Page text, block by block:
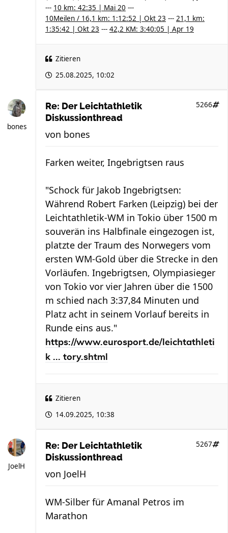
--- 10 km: 42:35 | Mai 20 ---
10Meilen / 16,1 km: 1:12:52 | Okt 23 --- 21,1 km:
1:35:42 | Okt 23 --- 42,2 KM: 3:40:05 | Apr 19
Zitieren
25.08.2025, 10:02
bones
Re: Der Leichtathletik
Diskussionthread
5266
von bones
Farken weiter, Ingebrigtsen raus
"Schock für Jakob Ingebrigtsen:
Während Robert Farken (Leipzig) bei der
Leichtathletik-WM in Tokio über 1500 m
souverän ins Halbfinale eingezogen ist,
platzte der Traum des Norwegers vom
ersten WM-Gold über die Strecke in den
Vorläufen. Ingebrigtsen, Olympiasieger
von Tokio vor vier Jahren über die 1500
m schied nach 3:37,84 Minuten und
Platz acht in seinem Vorlauf bereits in
Runde eins aus."
https://www.eurosport.de/leichtathleti
k ... tory.shtml
Zitieren
14.09.2025, 10:38
JoelH
Re: Der Leichtathletik
Diskussionthread
5267
von JoelH
WM-Silber für Amanal Petros im
Marathon